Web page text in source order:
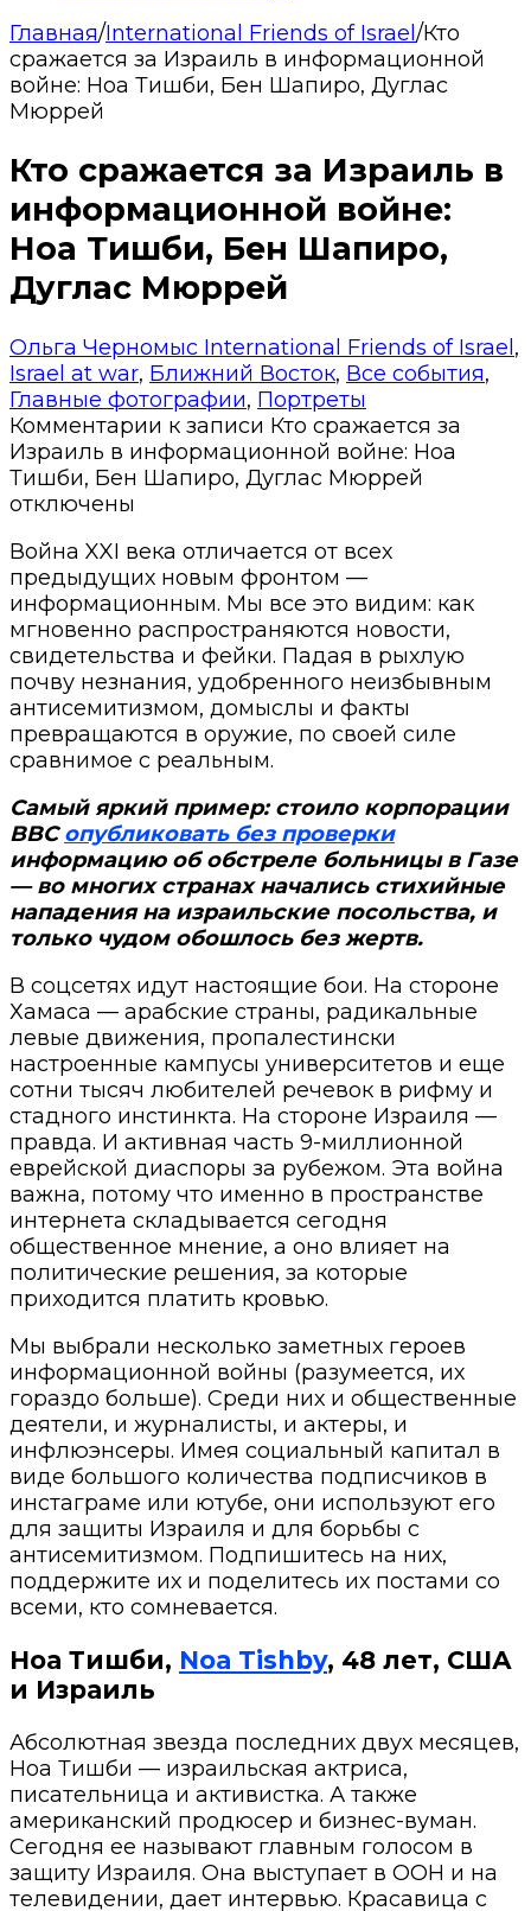
Главная/International Friends of Israel /Кто
сражается за Израиль в информационной
войне: Ноа Тишби, Бен Шапиро, Дуглас
Мюррей
Кто сражается за Израиль в
информационной войне:
Ноа Тишби, Бен Шапиро,
Дуглас Мюррей
Ольга Черномыс International Friends of Israel,
Israel at war, Ближний Восток, Все события,
Главные фотографии, Портреты
Комментарии к записи Кто сражается за
Израиль в информационной войне: Ноа
Тишби, Бен Шапиро, Дуглас Мюррей
отключены
Война XXI века отличается от всех
предыдущих новым фронтом —
информационным. Мы все это видим: как
мгновенно распространяются новости,
свидетельства и фейки. Падая в рыхлую
почву незнания, удобренного неизбывным
антисемитизмом, домыслы и факты
превращаются в оружие, по своей силе
сравнимое с реальным.
Самый яркий пример: стоило корпорации
BBCопубликовать без проверки
информацию об обстреле больницы в Газе
— во многих странах начались стихийные
нападения на израильские посольства, и
только чудом обошлось без жертв.
В соцсетях идут настоящие бои. На стороне
Хамаса — арабские страны, радикальные
левые движения, пропалестински
настроенные кампусы университетов и еще
сотни тысяч любителей речевок в рифму и
стадного инстинкта. На стороне Израиля —
правда. И активная часть 9-миллионной
еврейской диаспоры за рубежом. Эта война
важна, потому что именно в пространстве
интернета складывается сегодня
общественное мнение, а оно влияет на
политические решения, за которые
приходится платить кровью.
Мы выбрали несколько заметных героев
информационной войны (разумеется, их
гораздо больше). Среди них и общественные
деятели, и журналисты, и актеры, и
инфлюэнсеры. Имея социальный капитал в
виде большого количества подписчиков в
инстаграме или ютубе, они используют его
для защиты Израиля и для борьбы с
антисемитизмом. Подпишитесь на них,
поддержите их и поделитесь их постами со
всеми, кто сомневается.
Ноа Тишби, Noa Tishby, 48 лет, США
и Израиль
Абсолютная звезда последних двух месяцев,
Ноа Тишби — израильская актриса,
писательница и активистка. А также
американский продюсер и бизнес-вуман.
Сегодня ее называют главным голосом в
защиту Израиля. Она выступает в ООН и на
телевидении, дает интервью. Красавица с